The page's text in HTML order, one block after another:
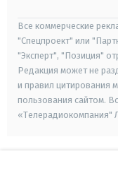
Все коммерческие
"Спецпроект" или
"Эксперт", "Позиция"
Редакция может не
и правил цитирования
пользования сайтом.
«Телерадиокомпания"